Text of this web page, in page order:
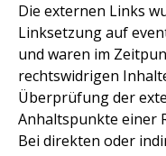
Die externen Links
Linksetzung auf
und waren im
rechtswidrigen
Überprüfung der
Anhaltspunkte einer
Bei direkten oder